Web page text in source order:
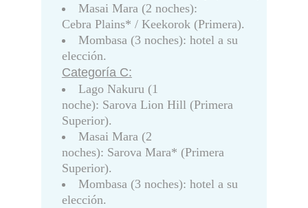
Masai Mara (2 noches):
Cebra Plains* / Keekorok (Primera).
Mombasa (3 noches): hotel a su
elección.
Categoría C:
Lago Nakuru (1
noche): Sarova Lion Hill (Primera
Superior).
Masai Mara (2
noches): Sarova Mara* (Primera
Superior).
Mombasa (3 noches): hotel a su
elección.